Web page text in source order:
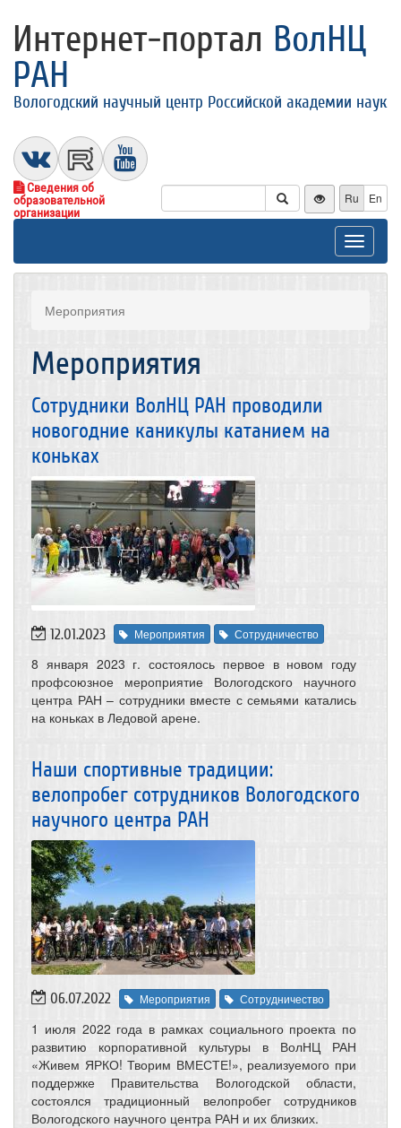
Интернет-портал ВолНЦ
РАН
Вологодский научный центр Российской академии наук
Сведения об
образовательной
организации
Ru En
Toggle
Мероприятия
Мероприятия
Сотрудники ВолНЦ РАН проводили
новогодние каникулы катанием на
коньках
12.01.2023 Мероприятия Сотрудничество
8 января 2023 г. состоялось первое в новом году
профсоюзное мероприятие Вологодского научного
центра РАН – сотрудники вместе с семьями катались
на коньках в Ледовой арене.
Наши спортивные традиции:
велопробег сотрудников Вологодского
научного центра РАН
06.07.2022 Мероприятия Сотрудничество
1 июля 2022 года в рамках социального проекта по
развитию корпоративной культуры в ВолНЦ РАН
«Живем ЯРКО! Творим ВМЕСТЕ!», реализуемого при
поддержке Правительства Вологодской области,
состоялся традиционный велопробег сотрудников
Вологодского научного центра РАН и их близких.